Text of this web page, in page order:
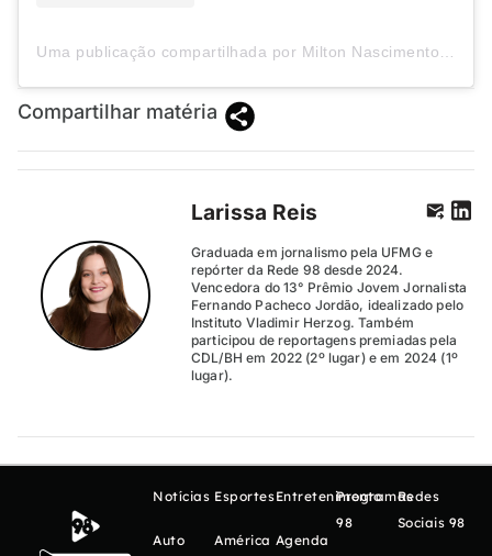
Uma publicação compartilhada por Milton Nascimento (@miltonbitucanascimento)
Compartilhar matéria
Larissa Reis
Graduada em jornalismo pela UFMG e
repórter da Rede 98 desde 2024.
Vencedora do 13° Prêmio Jovem Jornalista
Fernando Pacheco Jordão, idealizado pelo
Instituto Vladimir Herzog. Também
participou de reportagens premiadas pela
CDL/BH em 2022 (2º lugar) e em 2024 (1º
lugar).
Notícias
Auto
Esportes
América
Entretenimento
Agenda
Programas
98
Redes
Sociais 98